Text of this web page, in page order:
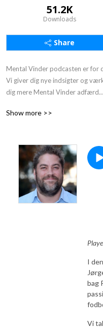
51.2K
Downloads
Share
Mental Vinder podcasten er
Vi giver dig nye indsigter og
dig mere Mental Vinder adfærd.
dag.
række ”mentale vindere”, som
At være en mental vinder er
superhelt.
Mentale vindere er helt
lært at bruge de rigtige
”Jeg taber aldrig - enten vinder
Show more >>
I
bag
Vi